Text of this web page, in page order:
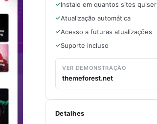
Instale em quantos sites quiser
Atualização automática
Acesso a futuras atualizações
Suporte incluso
VER DEMONSTRAÇÃO
themeforest.net
Detalhes